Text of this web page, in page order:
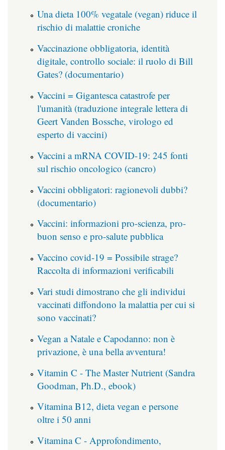
Una dieta 100% vegatale (vegan) riduce il
rischio di malattie croniche
Vaccinazione obbligatoria, identità
digitale, controllo sociale: il ruolo di Bill
Gates? (documentario)
Vaccini = Gigantesca catastrofe per
l'umanità (traduzione integrale lettera di
Geert Vanden Bossche, virologo ed
esperto di vaccini)
Vaccini a mRNA COVID-19: 245 fonti
sul rischio oncologico (cancro)
Vaccini obbligatori: ragionevoli dubbi?
(documentario)
Vaccini: informazioni pro-scienza, pro-
buon senso e pro-salute pubblica
Vaccino covid-19 = Possibile strage?
Raccolta di informazioni verificabili
Vari studi dimostrano che gli individui
vaccinati diffondono la malattia per cui si
sono vaccinati?
Vegan a Natale e Capodanno: non è
privazione, è una bella avventura!
Vitamin C - The Master Nutrient (Sandra
Goodman, Ph.D., ebook)
Vitamina B12, dieta vegan e persone
oltre i 50 anni
Vitamina C - Approfondimento,